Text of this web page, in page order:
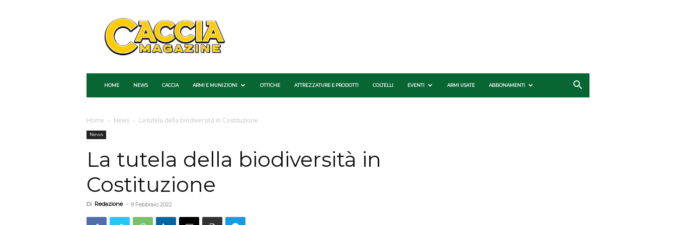
Caccia
Magazine
HOME NEWS CACCIA ARMI E MUNIZIONI OTTICHE ATTREZZATURE E PRODOTTI COLTELLI EVENTI ARMI USATE ABBONAMENTI
Home News La tutela della biodiversità in Costituzione
News
La tutela della biodiversità in
Costituzione
Di Redazione - 9 Febbraio 2022